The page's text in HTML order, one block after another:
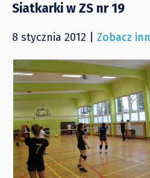
Siatkarki w ZS nr 19
8 stycznia 2012 | Zobacz